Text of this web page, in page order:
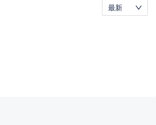
最新